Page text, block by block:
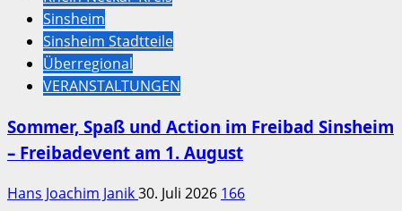
Sinsheim
Sinsheim Stadtteile
Überregional
VERANSTALTUNGEN
Sommer, Spaß und Action im Freibad Sinsheim
– Freibadevent am 1. August
Hans Joachim Janik30. Juli 2026 166